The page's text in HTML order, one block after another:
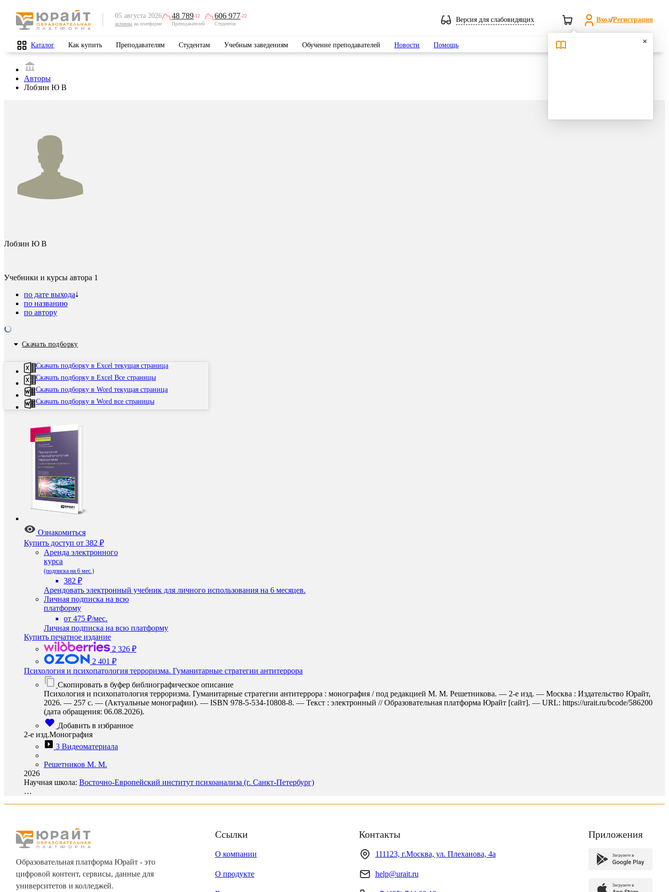
05 августа 2026
активны на платформе
48 789-12
Преподавателей
606 977-22
Студентов
Версия для слабовидящих Вход/Регистрация
Каталог Как купить Преподавателям Студентам Учебным заведениям Обучение преподавателей Новости Помощь Поиск
Авторы
Лобзин Ю В
Лобзин Ю В
Учебники и курсы автора 1
по дате выхода
по названию
по автору
Скачать подборку
Скачать подборку в Excel текущая страница
Скачать подборку в Excel Все страницы
Скачать подборку в Word текущая страница
Скачать подборку в Word все страницы
Ознакомиться
Купить доступ от 382 ₽
Аренда электронного
курса
(подписка на 6 мес.)
382 ₽
Арендовать электронный учебник для личного использования на 6 месяцев.
Личная подписка на всю
платформу
от 475 ₽/мес.
Личная подписка на всю платформу
Купить печатное издание
2 326 ₽
2 401 ₽
Психология и психопатология терроризма. Гуманитарные стратегии антитеррора
Скопировать в буфер библиографическое описание
Психология и психопатология терроризма. Гуманитарные стратегии антитеррора : монография / под редакцией М. М. Решетникова. — 2-е изд. — Москва : Издательство Юрайт,
2026. — 257 с. — (Актуальные монографии). — ISBN 978-5-534-10808-8. — Текст : электронный // Образовательная платформа Юрайт [сайт]. — URL: https://urait.ru/bcode/586200
(дата обращения: 06.08.2026).
Добавить в избранное
2-е изд.Монография
3 Видеоматериала
Решетников М. М.
2026
Научная школа: Восточно-Европейский институт психоанализа (г. Санкт-Петербург)
…
Образовательная платформа Юрайт - это
цифровой контент, сервисы, данные для
университетов и колледжей.
Ссылки
О компании
О продукте
Контакты
111123, г.Москва, ул. Плеханова, 4а
help@urait.ru
Приложения